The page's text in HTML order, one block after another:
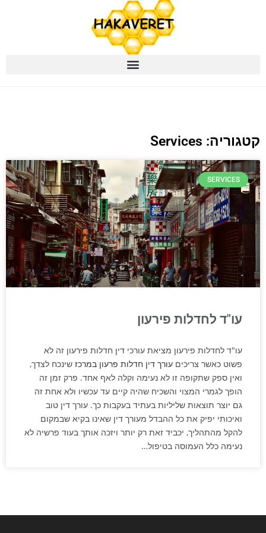
קטגוריה: Services
SERVICES
עו"ד לחדלות פירעון
עו"ד לחדלות פירעון מציאת עורכי דין חדלות פירעון זה לא
פשוט כאשר צריכים עורך דין חדלות פרעון במרכז שינכח לצדך,
ואין ספק שתקופה זו לא נעימה וקלה לאף אחד. פרק זמן זה
הופך לגמרי המצוי והשכיח שהיה קיים עד עכשיו ולא אחת זה
גם יוצר תוצאות שליליות בעתיד בעקבות כך. עורך דין טוב
ואיכותי יפיק את כל ההבדל מעורך דין שאינו בקיא שבמקום
להקל מהתהליך, יכביד זאת רק יותר ויזכה אותך בעוד פרשיה לא
נעימה כלל העמוסה בטיפול…